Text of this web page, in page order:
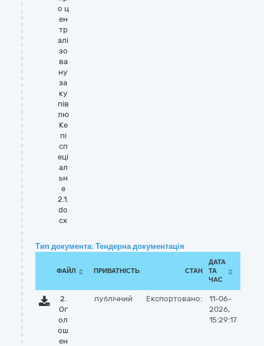
о ц
ен
тр
алі
зо
ва
ну
за
ку
пів
лю
Ке
пі
сп
еці
ал
ьн
е
2.1.
do
cx
Тип документа: Тендерна документація
ФАЙЛ ПРИВАТНІСТЬ СТАН
ДАТА
ТА
ЧАС
2.
Ог
ол
ош
ен
публічний Експортовано:
11-06-
2026,
15:29:17